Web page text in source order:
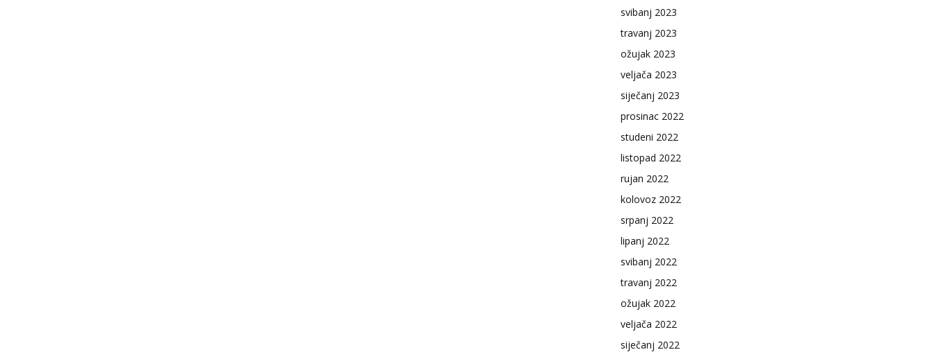
svibanj 2023
travanj 2023
ožujak 2023
veljača 2023
siječanj 2023
prosinac 2022
studeni 2022
listopad 2022
rujan 2022
kolovoz 2022
srpanj 2022
lipanj 2022
svibanj 2022
travanj 2022
ožujak 2022
veljača 2022
siječanj 2022